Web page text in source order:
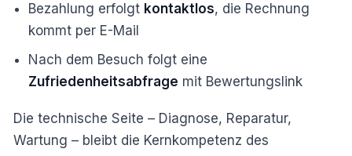
Bezahlung erfolgt kontaktlos, die Rechnung
kommt per E-Mail
Nach dem Besuch folgt eine
Zufriedenheitsabfrage mit Bewertungslink
Die technische Seite – Diagnose, Reparatur,
Wartung – bleibt die Kernkompetenz des